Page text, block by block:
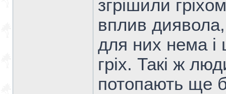
згрішили
вплив
для них нема і
гріх. Такі ж
потопають ще